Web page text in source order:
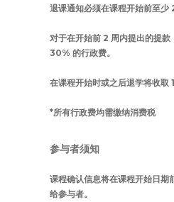
退课通知必须在课程开始前至少
对于在开始前 2 周内提出的提款
30% 的行政费。
在课程开始时或之后退学将收取
*所有行政费均需缴纳消费税
参与者须知
课程确认信息将在课程开始日期
给参与者。